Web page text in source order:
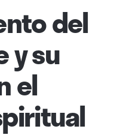
del
y su
el